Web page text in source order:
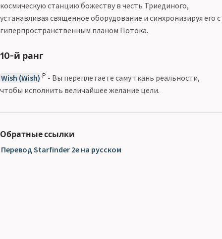
космическую станцию божеству в честь Триединого,
устанавливая священное оборудование и синхронизируя его с
гиперпространственным планом Потока.
10-й ранг
Wish (Wish) Р - Вы переплетаете саму ткань реальности,
чтобы исполнить величайшее желание цели.
Обратные ссылки
Перевод Starfinder 2e на русском